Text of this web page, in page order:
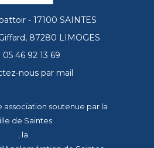
- 17100 SAINTES
87280 LIMOGES
05 46 92 13 69
nous par mail
association soutenue par la
de Saintes
, la